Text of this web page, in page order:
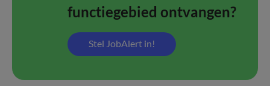
functiegebied ontvangen?
Stel JobAlert in!